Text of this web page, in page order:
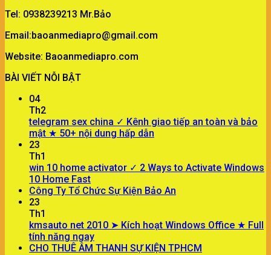
Tel: 0938239213 Mr.Bảo
Email:baoanmediapro@gmail.com
Website: Baoanmediapro.com
BÀI VIẾT NỖI BẬT
04
Th2
telegram sex china ✓ Kênh giao tiếp an toàn và bảo
mật ★ 50+ nội dung hấp dẫn
23
Th1
win 10 home activator ✓ 2 Ways to Activate Windows
10 Home Fast
Công Ty Tổ Chức Sự Kiện Bảo An
23
Th1
kmsauto net 2010 ➤ Kích hoạt Windows Office ★ Full
tính năng ngay
CHO THUÊ ÂM THANH SỰ KIỆN TPHCM